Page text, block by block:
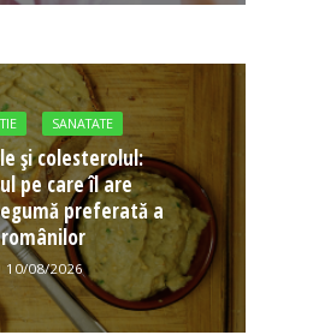
SANATATE
și colesterolul:
pe care îl are
preferată a
românilor
10/08/2026